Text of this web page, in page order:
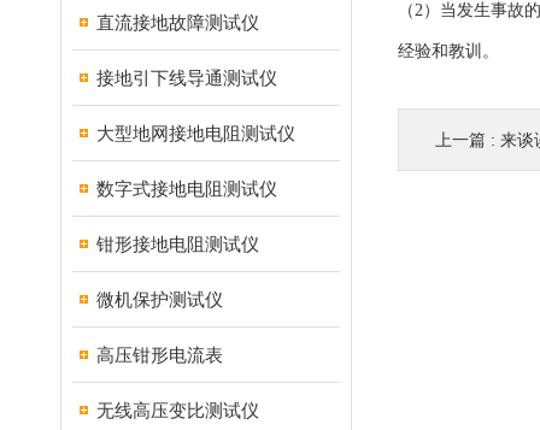
直流接地故障测试仪
接地引下线导通测试仪
大型地网接地电阻测试仪
数字式接地电阻测试仪
钳形接地电阻测试仪
微机保护测试仪
高压钳形电流表
无线高压变比测试仪
（2）当发生事故
经验和教训。
上一篇 : 来谈